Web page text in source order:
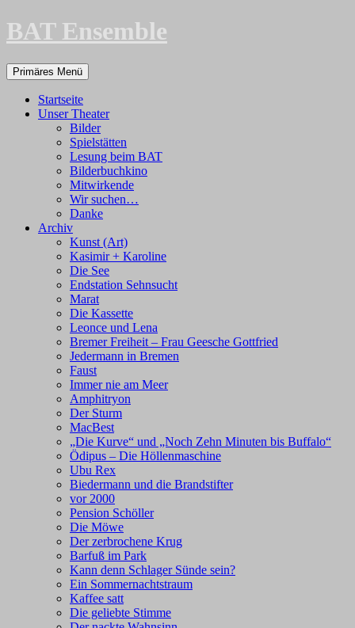
Zum
Inhalt
BAT Ensemble
Suchen
Primäres Menü
Startseite
Unser Theater
Bilder
Spielstätten
Lesung beim BAT
Bilderbuchkino
Mitwirkende
Wir suchen…
Danke
Archiv
Kunst (Art)
Kasimir + Karoline
Die See
Endstation Sehnsucht
Marat
Die Kassette
Leonce und Lena
Bremer Freiheit – Frau Geesche Gottfried
Jedermann in Bremen
Faust
Immer nie am Meer
Amphitryon
Der Sturm
MacBest
„Die Kurve“ und „Noch Zehn Minuten bis Buffalo“
Ödipus – Die Höllenmaschine
Ubu Rex
Biedermann und die Brandstifter
vor 2000
Pension Schöller
Die Möwe
Der zerbrochene Krug
Barfuß im Park
Kann denn Schlager Sünde sein?
Ein Sommernachtstraum
Kaffee satt
Die geliebte Stimme